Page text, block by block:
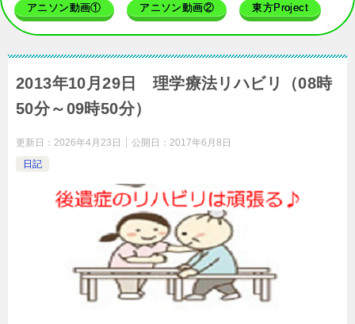
アニソン動画① アニソン動画② 東方Project
2013年10月29日 理学療法リハビリ（08時
50分～09時50分）
更新日： 2026年4月23日 公開日： 2017年6月8日
日記